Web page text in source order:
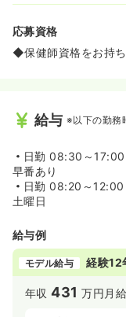
応募資格
◆保健師資格をお持
給与 ※以下の勤務
日勤 08:30～17:00
早番あり
日勤 08:20～12:00
土曜日
給与例
モデル給与 経験12
年収431 万円 月給